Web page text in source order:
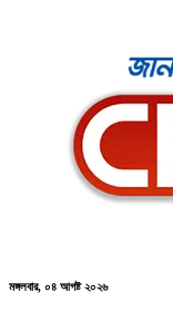
মঙ্গলবার, ০৪ আগষ্ট ২০২৬